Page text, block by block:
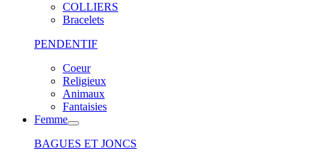
COLLIERS
Bracelets
PENDENTIF
Coeur
Religieux
Animaux
Fantaisies
Femme
BAGUES ET JONCS